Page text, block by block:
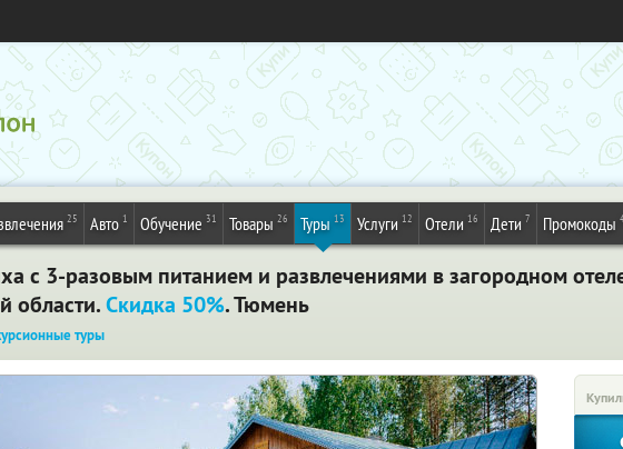
25 Авто 1 Обучение 31 Товары 26 Туры 13 Услуги 12 Отели 16 Дети 7 Промокоды
с 3-разовым питанием и развлечениями в загородном
области.Скидка 50%. Тюмень
туры